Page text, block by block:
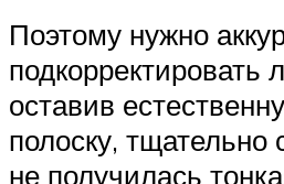
Поэтому нужно
подкорректировать
оставив
полоску, тщательно
не получилась